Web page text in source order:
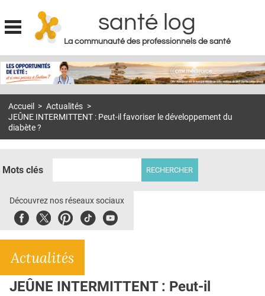
Jump to navigation
santé log
La communauté des professionnels de santé
MON COMPTE
S'ABONNER À LA REVUE SOIN À DOMICILE
E-REVUE SAD
THÉMA
Accueil > Actualités >
JEÛNE INTERMITTENT : Peut-il favoriser le développement du
diabète ?
Mots clés
Découvrez nos réseaux sociaux
FacebookTwitterPinterest
TiktokYoubute
Actualités
JEÛNE INTERMITTENT : Peut-il